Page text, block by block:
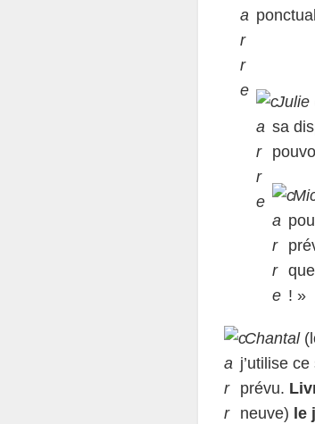
Julie
sa
! »
Chantal
j’utilise
prévu.
neuve) le